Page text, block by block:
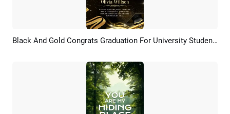
Pratinjau Rekreasi AI Black And Gold Congrats Graduation For University Students Wishes Social Media Story